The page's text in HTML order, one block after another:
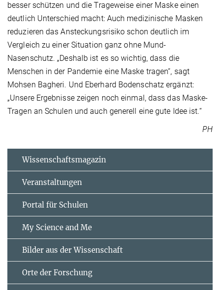
besser schützen und die Trageweise einer Maske einen
deutlich Unterschied macht: Auch medizinische Masken
reduzieren das Ansteckungsrisiko schon deutlich im
Vergleich zu einer Situation ganz ohne Mund-
Nasenschutz. „Deshalb ist es so wichtig, dass die
Menschen in der Pandemie eine Maske tragen“, sagt
Mohsen Bagheri. Und Eberhard Bodenschatz ergänzt:
„Unsere Ergebnisse zeigen noch einmal, dass das Maske-
Tragen an Schulen und auch generell eine gute Idee ist.“
PH
Wissenschaftsmagazin
Veranstaltungen
Portal für Schulen
My Science and Me
Bilder aus der Wissenschaft
Orte der Forschung